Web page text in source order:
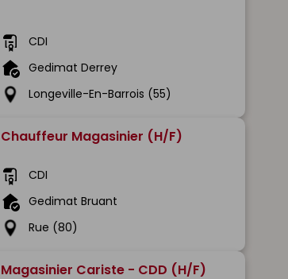
CDI
Gedimat Derrey
Longeville-En-Barrois (55)
Chauffeur Magasinier (H/F)
CDI
Gedimat Bruant
Rue (80)
Magasinier Cariste - CDD (H/F)